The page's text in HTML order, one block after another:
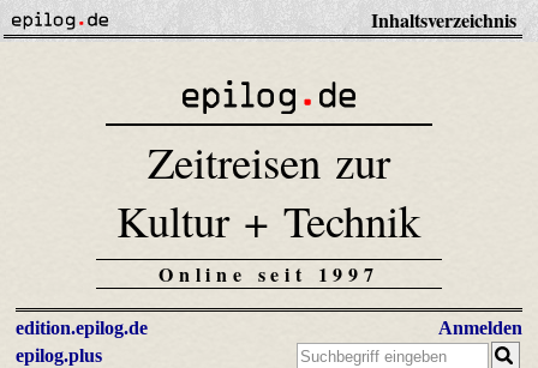
Inhaltsverzeichnis
Zeitreisen zur
Kultur + Technik
Online seit 1997
edition.epilog.de
epilog.plus
Anmelden